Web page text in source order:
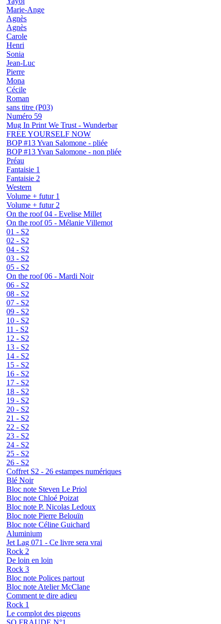
Marie-Ange
Agnès
Agnès
Carole
Henri
Sonia
Jean-Luc
Pierre
Mona
Cécile
Roman
sans titre (P03)
Numéro 59
Mug In Print We Trust - Wunderbar
FREE YOURSELF NOW
BOP #13 Yvan Salomone - pliée
BOP #13 Yvan Salomone - non pliée
Préau
Fantaisie 1
Fantaisie 2
Western
Volume + futur 1
Volume + futur 2
On the roof 04 - Evelise Millet
On the roof 05 - Mélanie Villemot
01 - S2
02 - S2
04 - S2
03 - S2
05 - S2
On the roof 06 - Mardi Noir
06 - S2
08 - S2
07 - S2
09 - S2
10 - S2
11 - S2
12 - S2
13 - S2
14 - S2
15 - S2
16 - S2
17 - S2
18 - S2
19 - S2
20 - S2
21 - S2
22 - S2
23 - S2
24 - S2
25 - S2
26 - S2
Coffret S2 - 26 estampes numériques
Blé Noir
Bloc note Steven Le Priol
Bloc note Chloé Poizat
Bloc note P. Nicolas Ledoux
Bloc note Pierre Belouïn
Bloc note Céline Guichard
Aluminium
Jet Lag 071 - Ce livre sera vrai
Rock 2
De loin en loin
Rock 3
Bloc note Polices partout
Bloc note Atelier McClane
Comment te dire adieu
Rock 1
Le complot des pigeons
SO FRAUDE N°1